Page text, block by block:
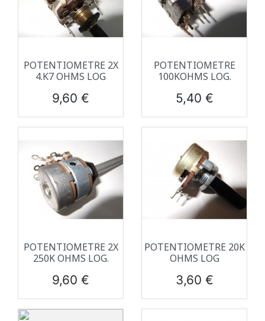
POTENTIOMETRE 2X
4.K7 OHMS LOG
Prix
9,60 €
POTENTIOMETRE
100KOHMS LOG.
Prix
5,40 €
POTENTIOMETRE 2X
250K OHMS LOG.
Prix
9,60 €
POTENTIOMETRE 20K
OHMS LOG
Prix
3,60 €